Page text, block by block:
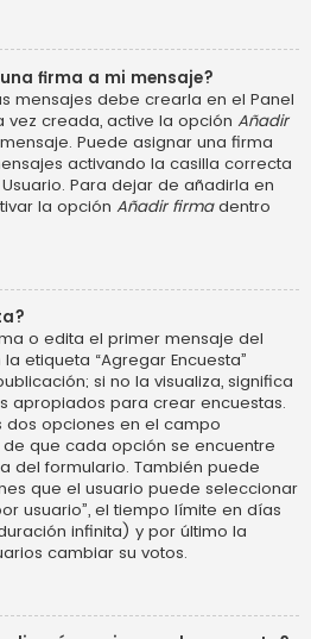
firma a mi mensaje?
mensajes debe crearla en el Panel
vez creada, active la opción Añadir
Puede asignar una firma
activando la casilla correcta
Para dejar de añadirla en
la opción Añadir firmadentro
o edita el primer mensaje del
etiqueta “Agregar Encuesta”
si no la visualiza, significa
apropiados para crear encuestas.
dos opciones en el campo
que cada opción se encuentre
del formulario. También puede
que el usuario puede seleccionar
usuario”, el tiempo límite en días
infinita) y por último la
cambiar su votos.